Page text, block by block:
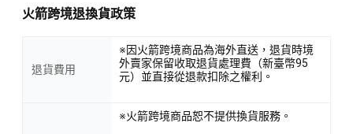
火箭跨境退換貨政策
退貨費用
※因火箭跨境商品為海外直送，退貨時境
外賣家保留收取退貨處理費（新臺幣95
元）並直接從退款扣除之權利。
※火箭跨境商品恕不提供換貨服務。